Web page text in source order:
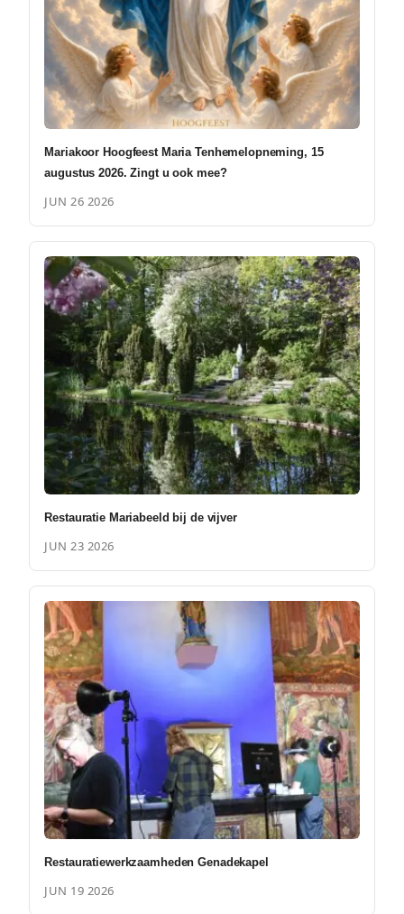
Mariakoor Hoogfeest Maria Tenhemelopneming, 15
augustus 2026. Zingt u ook mee?
JUN 26 2026
Restauratie Mariabeeld bij de vijver
JUN 23 2026
Restauratiewerkzaamheden Genadekapel
JUN 19 2026